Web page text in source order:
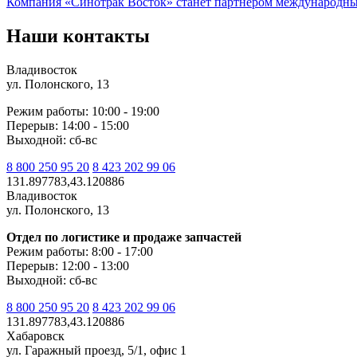
Наши контакты
Владивосток
ул. Полонского, 13
Режим работы: 10:00 - 19:00
Перерыв: 14:00 - 15:00
Выходной: сб-вс
8 800 250 95 20 8 423 202 99 06
131.897783,43.120886
Владивосток
ул. Полонского, 13
Отдел по логистике и продаже запчастей
Режим работы: 8:00 - 17:00
Перерыв: 12:00 - 13:00
Выходной: сб-вс
8 800 250 95 20 8 423 202 99 06
131.897783,43.120886
Хабаровск
ул. Гаражный проезд, 5/1, офис 1